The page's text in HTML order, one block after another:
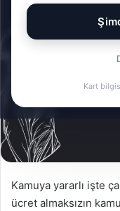
Kart
Kamuya yararlı işte
ücret almaksızın